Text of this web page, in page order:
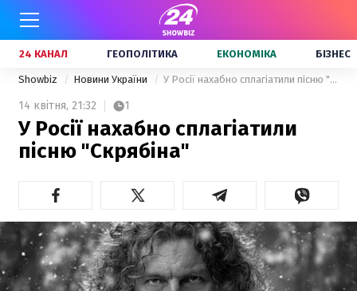
24 КАНАЛ ГЕОПОЛІТИКА ЕКОНОМІКА БІЗНЕС
Showbiz Новини України У Росії нахабно сплагіатили пісню "Скрябіна"
14 квітня, 21:32 1
У Росії нахабно сплагіатили
пісню "Скрябіна"